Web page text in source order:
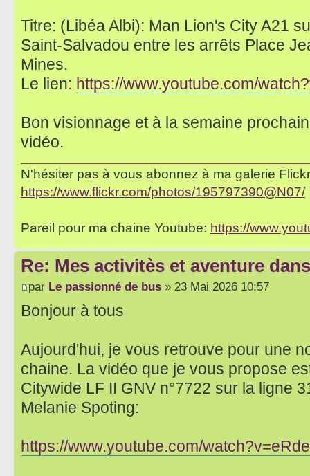
Titre: (Libéa Albi): Man Lion's City A21
Saint-Salvadou entre les arrêts Place
Mines.
Le lien: https://www.youtube.com/
Bon visionnage et à la semaine
vidéo.
N'hésiter pas à vous abonnez à ma galerie
https://www.flickr.com/photos/195797390@N07/
Pareil pour ma chaine Youtube: https://
Re: Mes activitès et aventure
par Le passionné de bus » 23 Mai 2026 10:57
Bonjour à tous
Aujourd'hui, je vous retrouve pour une
chaine. La vidéo que je vous propose
Citywide LF II GNV n°7722 sur la ligne
Melanie Spoting:
https://www.youtube.com/